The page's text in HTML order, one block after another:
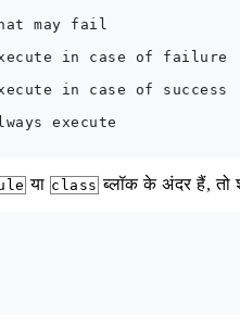
may fail
in case of failure
in case of success
execute
या class ब्लॉक के अंदर हैं, तो